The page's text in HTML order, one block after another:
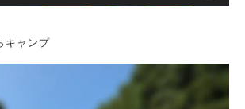
キャンプ